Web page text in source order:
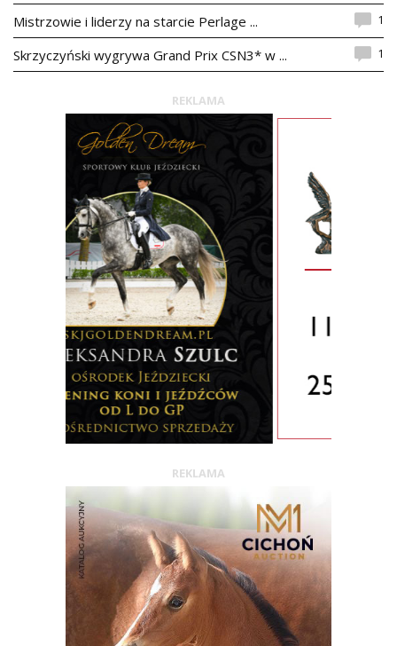
Mistrzowie i liderzy na starcie Perlage ... 1
Skrzyczyński wygrywa Grand Prix CSN3* w ... 1
REKLAMA
REKLAMA